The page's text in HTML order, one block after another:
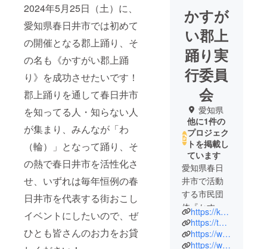
2024年5月25日（土）に、
愛知県春日井市では初めて
の開催となる郡上踊り、そ
の名も《かすがい郡上踊
り》を成功させたいです！
郡上踊りを通して春日井市
を知ってる人・知らない人
が集まり、みんなが「わ
（輪）」となって踊り、そ
の熱で春日井市を活性化さ
せ、いずれは毎年恒例の春
日井市を代表する街おこし
イベントにしたいので、ぜ
ひとも皆さんのお力をお貸
かすが
い郡上
踊り実
行委員
会
愛知県
他に1件の
プロジェク
トを掲載し
ています
愛知県春日
井市で活動
する市民団
体『かすが
い郡上踊り
実行委員
会』です。
https://kasugaigujo.com/
https://twitter.com/kasugaigujo/
https://www.instagram.com/kasugaigujo/
https://www.tiktok.com/@kasugaigujoodori/